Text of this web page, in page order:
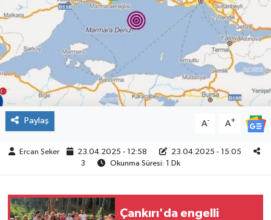
Paylaş A- A+
Ercan Şeker 23.04.2025 - 12:58
23.04.2025 - 15:05
3
Okunma Süresi: 1 Dk
Çankırı'da engelli
ÇEVRE
İLÇELER
RESMİ İLANLAR
KÜLTÜR
MAGAZİN
VEFAT